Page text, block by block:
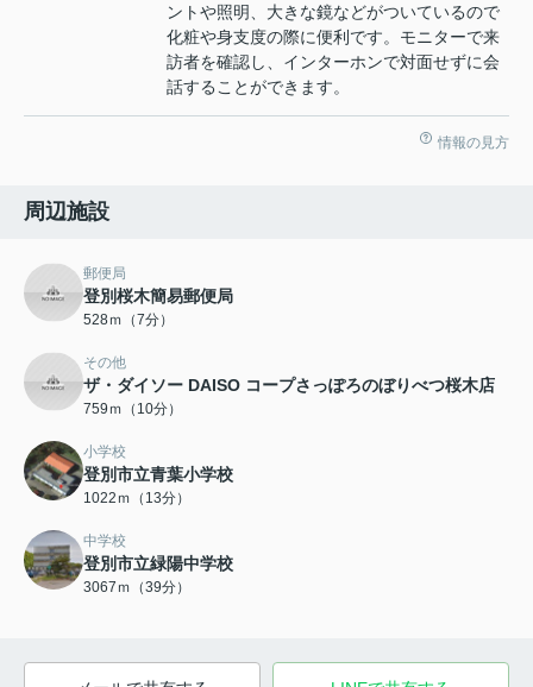
ントや照明、大きな鏡などがついているので
化粧や身支度の際に便利です。モニターで来
訪者を確認し、インターホンで対面せずに会
話することができます。
情報の見方
周辺施設
郵便局
登別桜木簡易郵便局
528ｍ（7分）
その他
ザ・ダイソー DAISO コープさっぽろのぼりべつ桜木店
759ｍ（10分）
小学校
登別市立青葉小学校
1022ｍ（13分）
中学校
登別市立緑陽中学校
3067ｍ（39分）